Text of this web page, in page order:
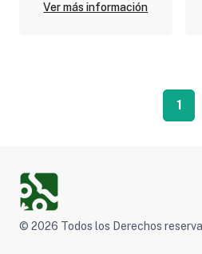
Ver más información
1
© 2026 Todos los Derechos